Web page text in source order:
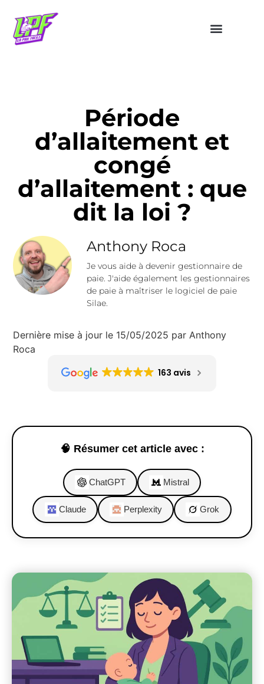
Période
d’allaitement et
congé
d’allaitement : que
dit la loi ?
Anthony Roca
Je vous aide à devenir gestionnaire de
paie. J'aide également les gestionnaires
de paie à maîtriser le logiciel de paie
Silae.
Dernière mise à jour le 15/05/2025 par Anthony
Roca
163 avis
🧠 Résumer cet article avec :
ChatGPT Mistral
Claude Perplexity Grok